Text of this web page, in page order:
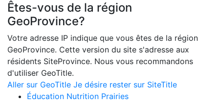
Êtes-vous de la région
GeoProvince?
Votre adresse IP indique que vous êtes de la région
GeoProvince. Cette version du site s'adresse aux
résidents SiteProvince. Nous vous recommandons
d'utiliser GeoTitle.
Aller sur GeoTitle Je désire rester sur SiteTitle
Éducation Nutrition Prairies